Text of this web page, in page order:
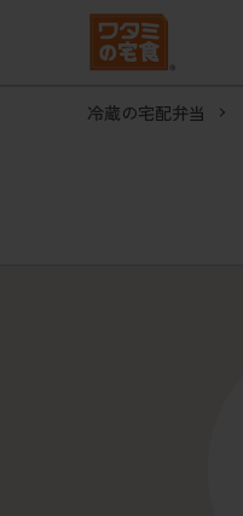
冷蔵の宅配弁当